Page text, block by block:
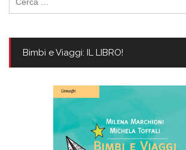
per:
Bimbi e Viaggi: IL LIBRO!